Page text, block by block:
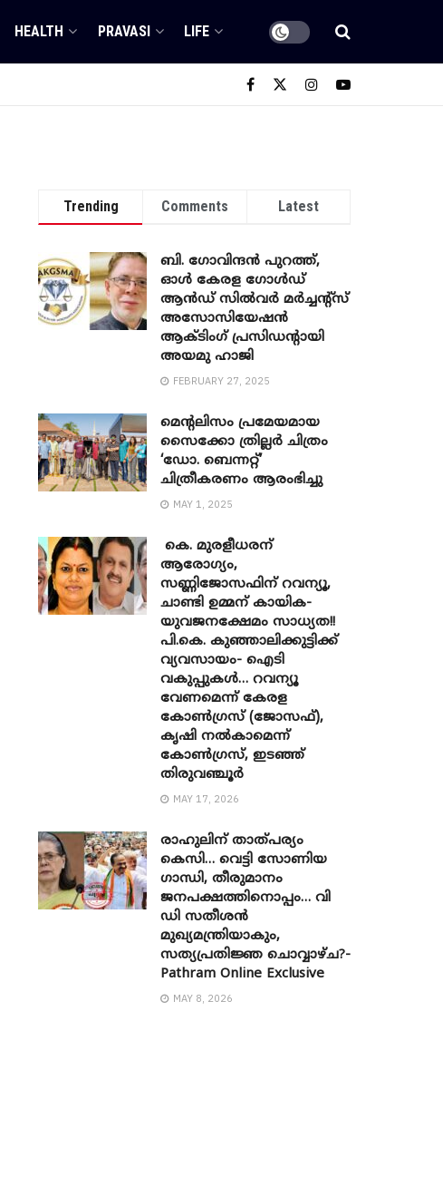
HEALTH PRAVASI LIFE
Trending Comments Latest
ബി. ​ഗോവിന്ദൻ പുറത്ത്,
ഓൾ കേരള ഗോൾഡ്
ആൻഡ് സിൽവർ മർച്ചന്റ്സ്
അസോസിയേഷൻ
ആക്ടിംഗ് പ്രസിഡന്റായി
അയമു ഹാജി
FEBRUARY 27, 2025
മെന്‍റലിസം പ്രമേയമായ
സൈക്കോ ത്രില്ലർ ചിത്രം
‘ഡോ. ബെന്നറ്റ്’
ചിത്രീകരണം ആരംഭിച്ചു
MAY 1, 2025
കെ. മുരളീധരന്
ആരോഗ്യം,
സണ്ണിജോസഫിന് റവന്യൂ,
ചാണ്ടി ഉമ്മന് കായിക-
യുവജനക്ഷേമം സാധ്യത!!
പി.കെ. കുഞ്ഞാലിക്കുട്ടിക്ക്
വ്യവസായം- ഐടി
വകുപ്പുകൾ… റവന്യൂ
വേണമെന്ന് കേരള
കോൺഗ്രസ് (ജോസഫ്),
കൃഷി നൽകാമെന്ന്
കോൺഗ്രസ്, ഇടഞ്ഞ്
തിരുവഞ്ചൂർ
MAY 17, 2026
രാഹുലിന് താത്പര്യം
കെസി… വെട്ടി സോണിയ ​
ഗാന്ധി, തീരുമാനം
ജനപക്ഷത്തിനൊപ്പം… വി
ഡി സതീശൻ
മുഖ്യമന്ത്രിയാകും,
സത്യപ്രതിജ്ഞ ചൊവ്വാഴ്ച?-
Pathram Online Exclusive
MAY 8, 2026